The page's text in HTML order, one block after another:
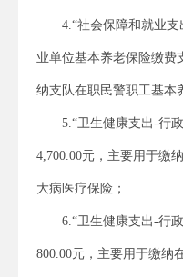
4.“社会保障和就业
业单位基本养老保险缴费
纳支队在职民警职工基本
5.“卫生健康支出-行
4,700.00元，主要用于缴
大病医疗保险；
6.“卫生健康支出-行
800.00元，主要用于缴纳